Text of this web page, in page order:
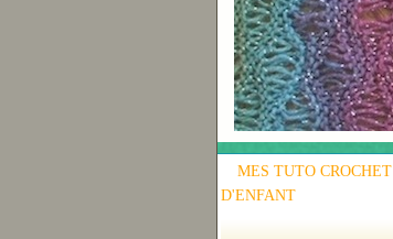
MES TUTO CROCHET
D'ENFANT